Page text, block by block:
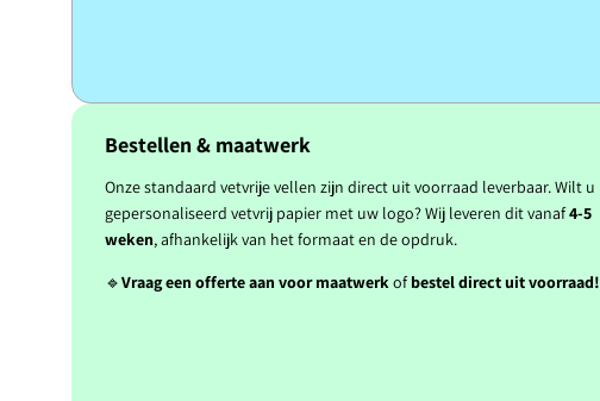
Bestellen & maatwerk
Onze standaard vetvrije vellen zijn direct uit voorraad leverbaar. Wilt u
gepersonaliseerd vetvrij papier met uw logo? Wij leveren dit vanaf4-5
weken, afhankelijk van het formaat en de opdruk.
🔹Vraag een offerte aan voor maatwerkofbestel direct uit voorraad!